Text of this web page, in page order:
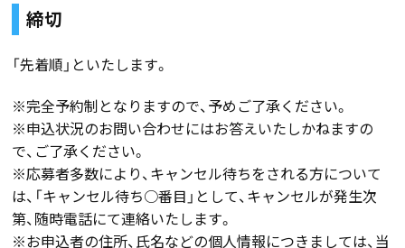
締切
「先着順」といたします。
※完全予約制となりますので、予めご了承ください。
※申込状況のお問い合わせにはお答えいたしかねますの
で、ご了承ください。
※応募者多数により、キャンセル待ちをされる方について
は、「キャンセル待ち○番目」として、キャンセルが発生次
第、随時電話にて連絡いたします。
※お申込者の住所、氏名などの個人情報につきましては、当